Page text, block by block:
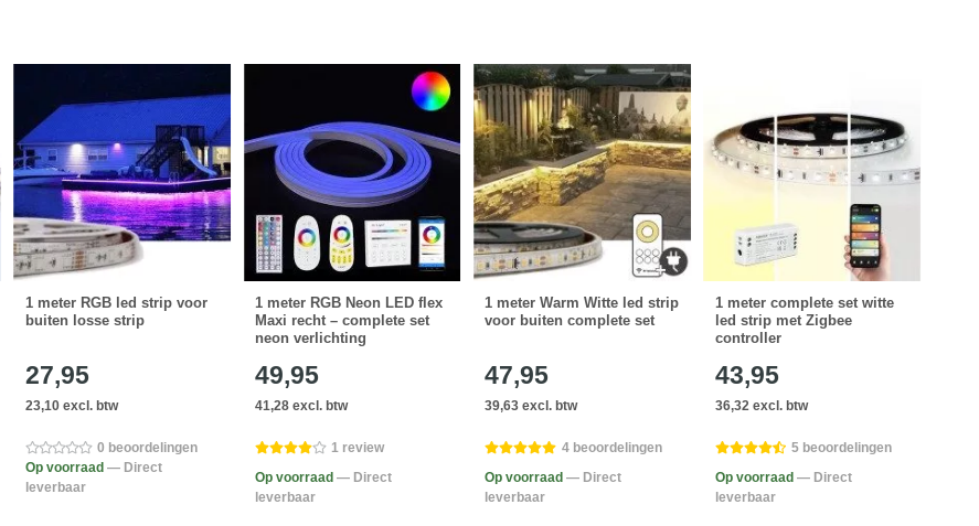
1 meter RGB led strip voor
buiten losse strip
27,95
23,10 excl. btw
0 beoordelingen
Op voorraad — Direct
leverbaar
1 meter RGB Neon LED flex
Maxi recht – complete set
neon verlichting
49,95
41,28 excl. btw
1 review
Op voorraad — Direct
leverbaar
1 meter Warm Witte led strip
voor buiten complete set
47,95
39,63 excl. btw
4 beoordelingen
Op voorraad — Direct
leverbaar
1 meter complete set witte
led strip met Zigbee
controller
43,95
36,32 excl. btw
5 beoordelingen
Op voorraad — Direct
leverbaar